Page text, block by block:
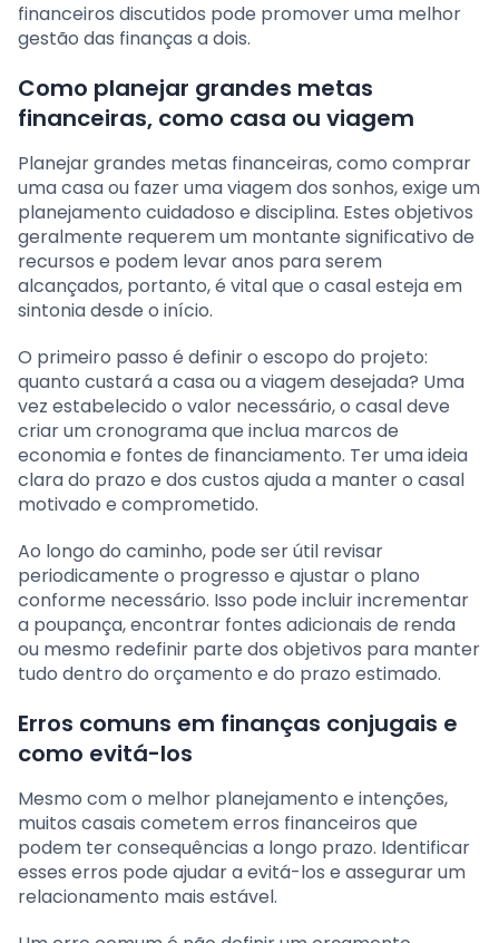
financeiros discutidos pode promover uma melhor
gestão das finanças a dois.
Como planejar grandes metas
financeiras, como casa ou viagem
Planejar grandes metas financeiras, como comprar
uma casa ou fazer uma viagem dos sonhos, exige um
planejamento cuidadoso e disciplina. Estes objetivos
geralmente requerem um montante significativo de
recursos e podem levar anos para serem
alcançados, portanto, é vital que o casal esteja em
sintonia desde o início.
O primeiro passo é definir o escopo do projeto:
quanto custará a casa ou a viagem desejada? Uma
vez estabelecido o valor necessário, o casal deve
criar um cronograma que inclua marcos de
economia e fontes de financiamento. Ter uma ideia
clara do prazo e dos custos ajuda a manter o casal
motivado e comprometido.
Ao longo do caminho, pode ser útil revisar
periodicamente o progresso e ajustar o plano
conforme necessário. Isso pode incluir incrementar
a poupança, encontrar fontes adicionais de renda
ou mesmo redefinir parte dos objetivos para manter
tudo dentro do orçamento e do prazo estimado.
Erros comuns em finanças conjugais e
como evitá-los
Mesmo com o melhor planejamento e intenções,
muitos casais cometem erros financeiros que
podem ter consequências a longo prazo. Identificar
esses erros pode ajudar a evitá-los e assegurar um
relacionamento mais estável.